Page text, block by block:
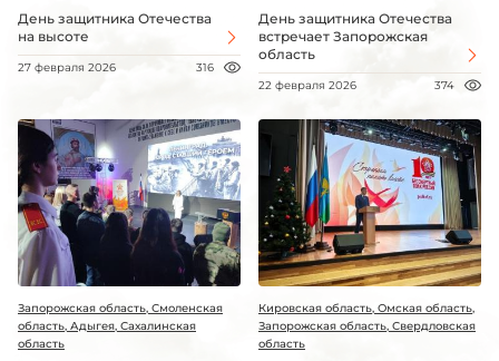
День защитника Отечества
на высоте
27 февраля 2026 316
День защитника Отечества
встречает Запорожская
область
22 февраля 2026 374
Запорожская область, Смоленская
область, Адыгея, Сахалинская
область
Кировская область, Омская область,
Запорожская область, Свердловская
область